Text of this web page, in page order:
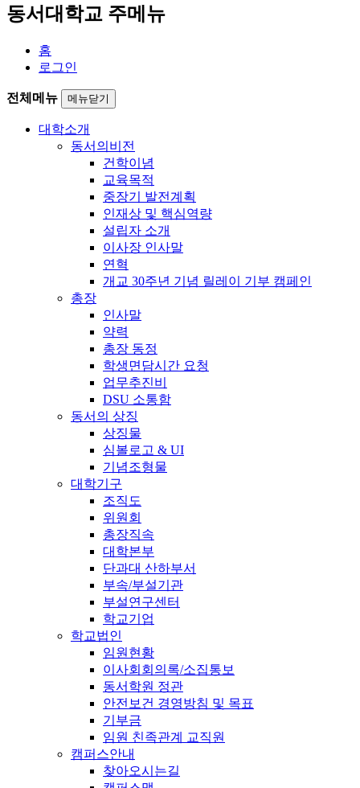
동서대학교 주메뉴
홈
로그인
전체메뉴 메뉴닫기
대학소개
동서의비전
건학이념
교육목적
중장기 발전계획
인재상 및 핵심역량
설립자 소개
이사장 인사말
연혁
개교 30주년 기념 릴레이 기부 캠페인
총장
인사말
약력
총장 동정
학생면담시간 요청
업무추진비
DSU 소통함
동서의 상징
상징물
심볼로고 & UI
기념조형물
대학기구
조직도
위원회
총장직속
대학본부
단과대 산하부서
부속/부설기관
부설연구센터
학교기업
학교법인
임원현황
이사회회의록/소집통보
동서학원 정관
안전보건 경영방침 및 목표
기부금
임원 친족관계 교직원
캠퍼스안내
찾아오시는길